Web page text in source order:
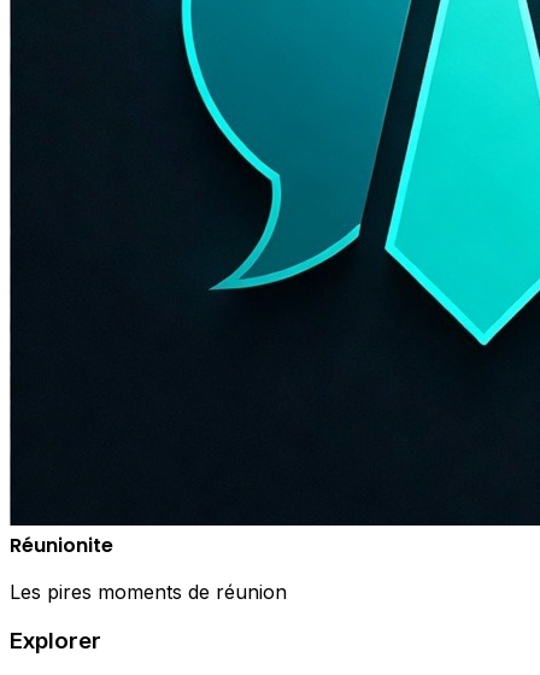
Réunionite
Les pires moments de réunion
Explorer